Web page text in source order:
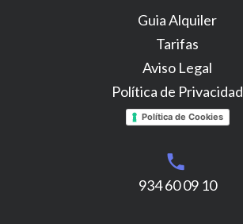
Guia Alquiler
Tarifas
Aviso Legal
Política de Privacidad
Política de Cookies
934 60 09 10